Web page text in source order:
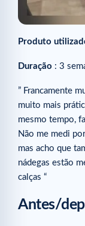
Produto
Duração : 3
” Francamente
muito mais
mesmo tempo,
Não me medi
mas acho que
nádegas estão
calças “
Antes/